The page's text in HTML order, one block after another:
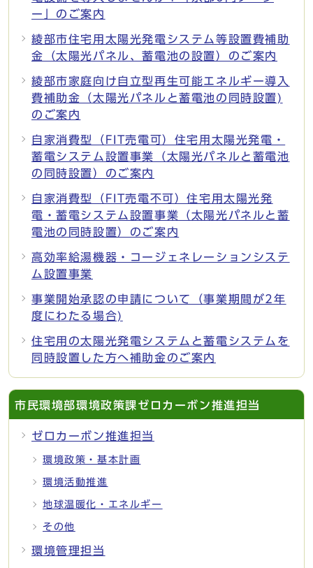
ー」のご案内
綾部市住宅用太陽光発電システム等設置費補助
金（太陽光パネル、蓄電池の設置）のご案内
綾部市家庭向け自立型再生可能エネルギー導入
費補助金（太陽光パネルと蓄電池の同時設置)
のご案内
自家消費型（FIT売電可）住宅用太陽光発電・
蓄電システム設置事業（太陽光パネルと蓄電池
の同時設置）のご案内
自家消費型（FIT売電不可）住宅用太陽光発
電・蓄電システム設置事業（太陽光パネルと蓄
電池の同時設置）のご案内
高効率給湯機器・コージェネレーションシステ
ム設置事業
事業開始承認の申請について（事業期間が2年
度にわたる場合)
住宅用の太陽光発電システムと蓄電システムを
同時設置した方へ補助金のご案内
市民環境部環境政策課ゼロカーボン推進担当
ゼロカーボン推進担当
環境政策・基本計画
環境活動推進
地球温暖化・エネルギー
その他
環境管理担当